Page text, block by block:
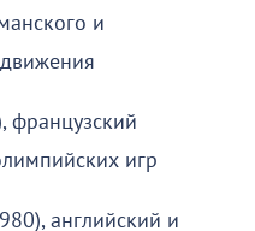
и
игр
английский и